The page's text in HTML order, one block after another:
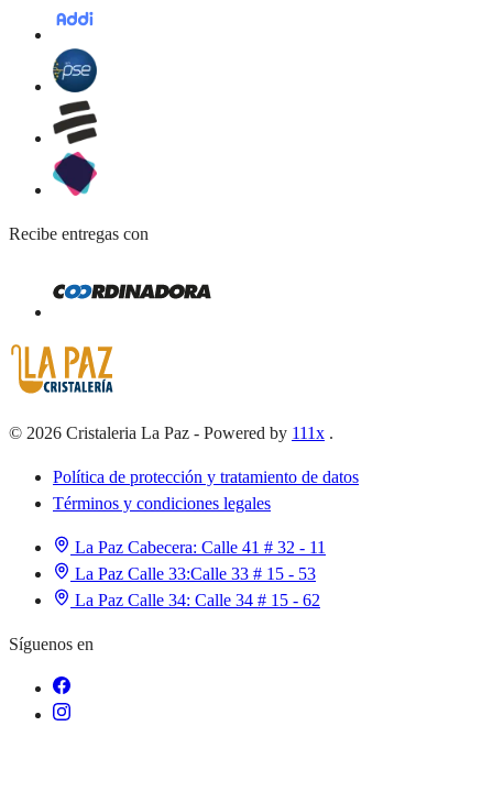
Recibe entregas con
© 2026 Cristaleria La Paz - Powered by 111x .
Política de protección y tratamiento de datos
Términos y condiciones legales
La Paz Cabecera: Calle 41 # 32 - 11
La Paz Calle 33:Calle 33 # 15 - 53
La Paz Calle 34: Calle 34 # 15 - 62
Síguenos en